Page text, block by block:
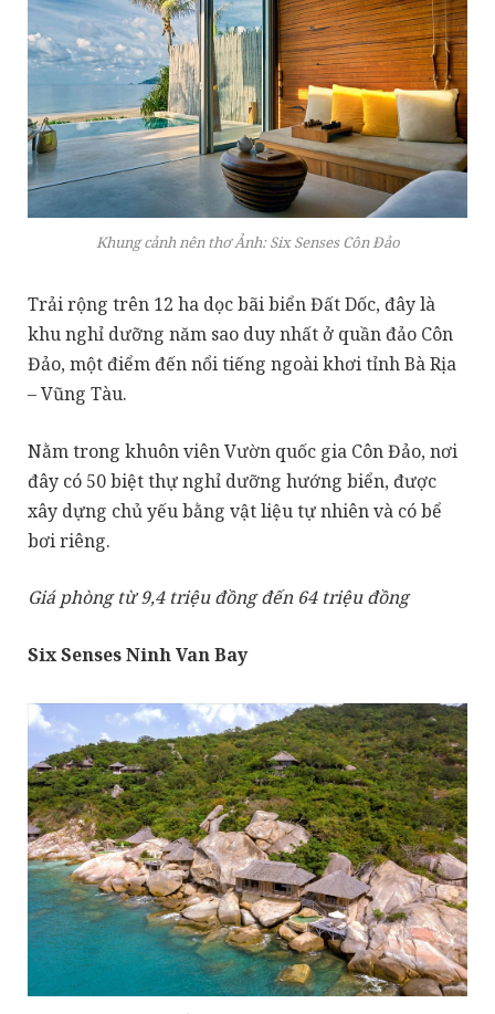
Khung cảnh nên thơ Ảnh: Six Senses Côn Đảo
Trải rộng trên 12 ha dọc bãi biển Đất Dốc, đây là
khu nghỉ dưỡng năm sao duy nhất ở quần đảo Côn
Đảo, một điểm đến nổi tiếng ngoài khơi tỉnh Bà Rịa
– Vũng Tàu.
Nằm trong khuôn viên Vườn quốc gia Côn Đảo, nơi
đây có 50 biệt thự nghỉ dưỡng hướng biển, được
xây dựng chủ yếu bằng vật liệu tự nhiên và có bể
bơi riêng.
Giá phòng từ 9,4 triệu đồng đến 64 triệu đồng
Six Senses Ninh Van Bay